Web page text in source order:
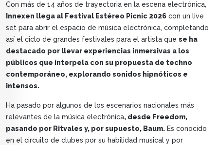
Con más de 14 años de trayectoria en la escena electrónica,
Innexen llega al Festival Estéreo Picnic 2026 con un live
set para abrir el espacio de música electrónica, completando
así el ciclo de grandes festivales para el artista que se ha
destacado por llevar experiencias inmersivas a los
públicos que interpela con su propuesta de techno
contemporáneo, explorando sonidos hipnóticos e
intensos.
Ha pasado por algunos de los escenarios nacionales más
relevantes de la música electrónica, desde Freedom,
pasando por Ritvales y, por supuesto, Baum. Es conocido
en el circuito de clubes por su habilidad musical y por